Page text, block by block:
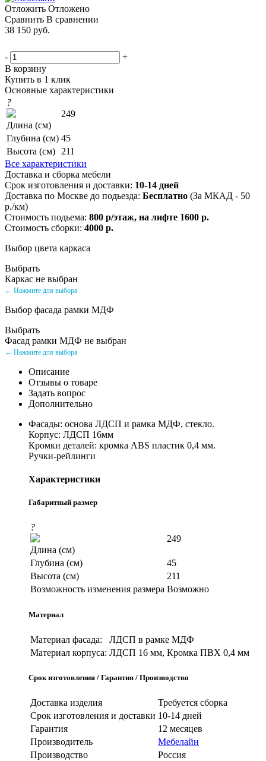
Отложить Отложено
Сравнить В сравнении
38 150 руб.
-
+
В корзину
Купить в 1 клик
Основные характеристики
?
Длина (см)
249
Глубина (см) 45
Высота (см)
211
Все характеристики
Доставка и сборка мебели
Срок изготовления и доставки: 10-14 дней
Доставка по Москве до подьезда: Бесплатно (За МКАД - 50
р./км)
Стоимость подьема: 800 р/этаж, на лифте 1600 р.
Стоимость сборки: 4000 р.
Выбор цвета каркаса
Выбрать
Каркас не выбран
← Нажмите для выбора
Выбор фасада рамки МДФ
Выбрать
Фасад рамки МДФ не выбран
← Нажмите для выбора
Описание
Отзывы о товаре
Задать вопрос
Дополнительно
Фасады: основа ЛДСП и рамка МДФ, стекло.
Корпус: ЛДСП 16мм
Кромки деталей: кромка ABS пластик 0,4 мм.
Ручки-рейлинги
Характеристики
Габаритный размер
?
Длина (см)
249
Глубина (см)
45
Высота (см)
211
Возможность изменения размера Возможно
Материал
Материал фасада:
ЛДСП в рамке МДФ
Материал корпуса: ЛДСП 16 мм, Кромка ПВХ 0,4 мм
Срок изготовления / Гарантия / Производство
Доставка изделия
Требуется сборка
Срок изготовления и доставки 10-14 дней
Гарантия
12 месяцев
Производитель
Мебелайн
Производство
Россия